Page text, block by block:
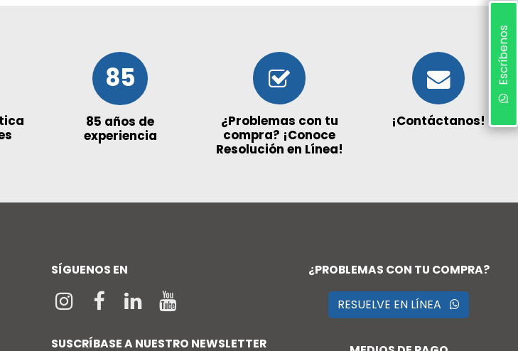
85
85 años de
experiencia
¿Problemas con tu
compra? ¡Conoce
Resolución en Línea!
¡Contáctanos!
SÍGUENOS EN
SUSCRÍBASE A NUESTRO NEWSLETTER
¿PROBLEMAS CON TU COMPRA?
RESUELVE EN LÍNEA
Escríbenos